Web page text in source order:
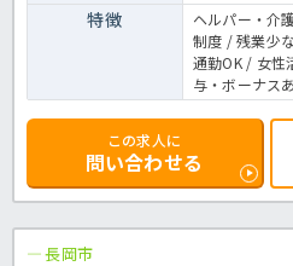
特徴
ヘルパー・介
制度 / 残業少
通勤OK / 女性
与・ボーナス
この求人に
問い合わせる
長岡市